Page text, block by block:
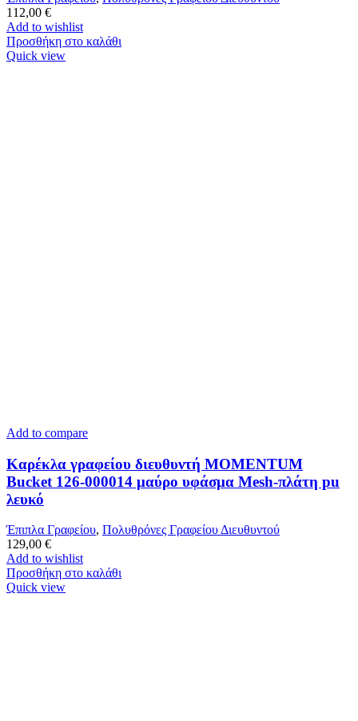
112,00 €
Add to wishlist
Προσθήκη στο καλάθι
Quick view
Add to compare
Καρέκλα γραφείου διευθυντή MOMENTUM
Bucket 126-000014 μαύρο υφάσμα Mesh-πλάτη pu
λευκό
Έπιπλα Γραφείου, Πολυθρόνες Γραφείου Διευθυντού
129,00 €
Add to wishlist
Προσθήκη στο καλάθι
Quick view